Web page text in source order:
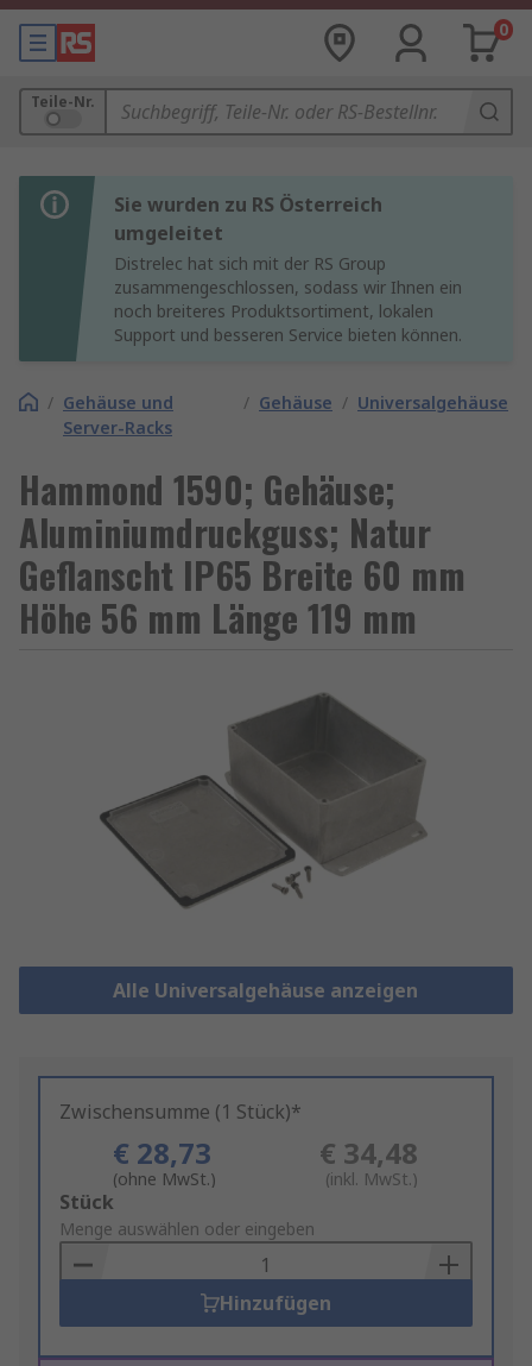
0
Teile-Nr.
Sie wurden zu RS Österreich
umgeleitet
Distrelec hat sich mit der RS Group
zusammengeschlossen, sodass wir Ihnen ein
noch breiteres Produktsortiment, lokalen
Support und besseren Service bieten können.
/ Gehäuse und
Server-Racks
/ Gehäuse / Universalgehäuse
Hammond 1590; Gehäuse;
Aluminiumdruckguss; Natur
Geflanscht IP65 Breite 60 mm
Höhe 56 mm Länge 119 mm
Alle Universalgehäuse anzeigen
Zwischensumme (1 Stück)*
€ 28,73
(ohne MwSt.)
€ 34,48
(inkl. MwSt.)
Add
to
Basket
Stück
Menge auswählen oder eingeben
Hinzufügen